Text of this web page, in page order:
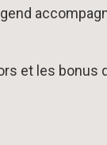
et les bonus